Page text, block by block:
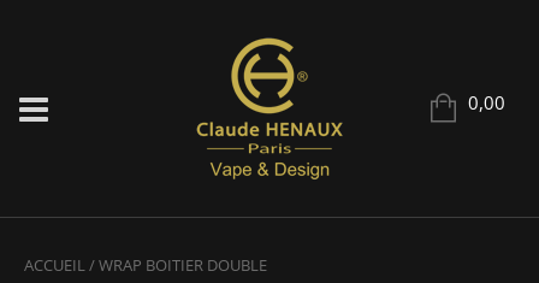
0,00
ACCUEIL/WRAP BOITIER DOUBLE